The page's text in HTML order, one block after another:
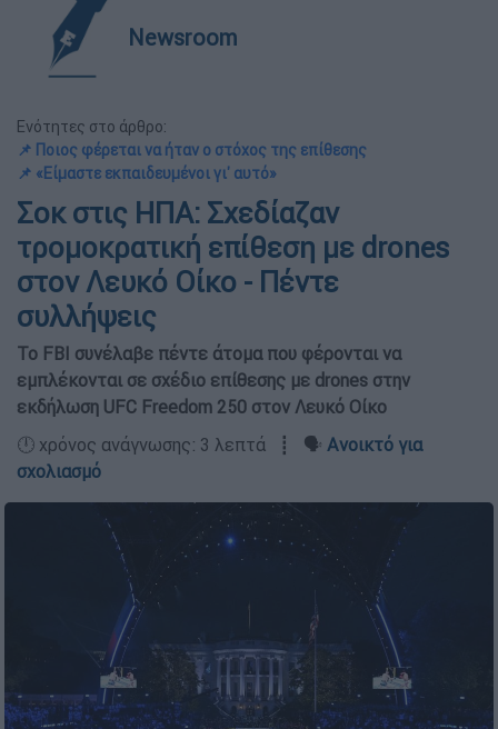
Newsroom
Ενότητες στο άρθρο:
📌 Ποιος φέρεται να ήταν ο στόχος της επίθεσης
📌 «Είμαστε εκπαιδευμένοι γι' αυτό»
Σοκ στις ΗΠΑ: Σχεδίαζαν
τρομοκρατική επίθεση με drones
στον Λευκό Οίκο - Πέντε
συλλήψεις
Το FBI συνέλαβε πέντε άτομα που φέρονται να
εμπλέκονται σε σχέδιο επίθεσης με drones στην
εκδήλωση UFC Freedom 250 στον Λευκό Οίκο
🕛 χρόνος ανάγνωσης: 3 λεπτά ┋ 🗣️ Ανοικτό για
σχολιασμό